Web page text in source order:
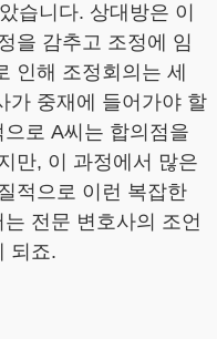
습니다. 상대방은 이
을 감추고 조정에 임
인해 조정회의는 세
가 중재에 들어가야 할
로 A씨는 합의점을
만, 이 과정에서 많은
적으로 이런 복잡한
전문 변호사의 조언
되죠.